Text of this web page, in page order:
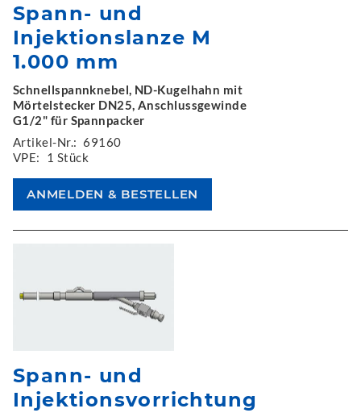
Spann- und
Injektionslanze M
1.000 mm
Schnellspannknebel, ND-Kugelhahn mit
Mörtelstecker DN25, Anschlussgewinde
G1/2" für Spannpacker
Artikel-Nr.: 69160
VPE:
1 Stück
Spann- und
Injektionsvorrichtung